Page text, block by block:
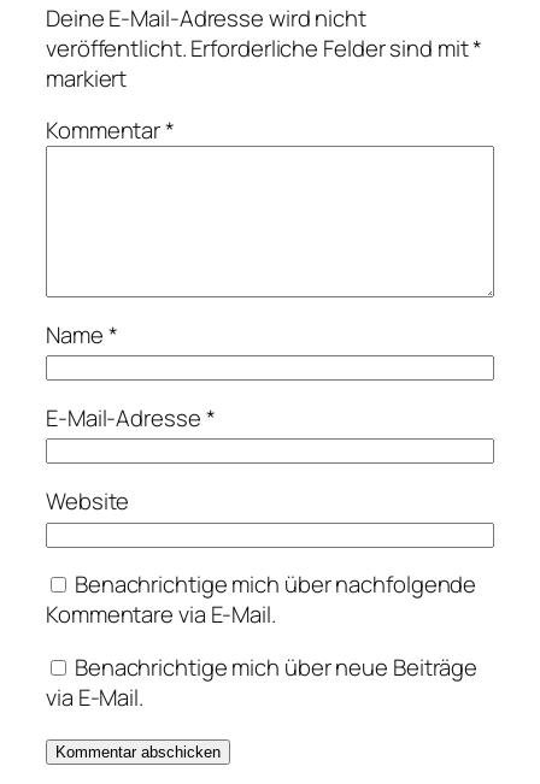
Deine E-Mail-Adresse wird nicht
veröffentlicht.Erforderliche Felder sind mit*
markiert
Kommentar*
Name*
E-Mail-Adresse*
Website
Benachrichtige mich über nachfolgende
Kommentare via E-Mail.
Benachrichtige mich über neue Beiträge
via E-Mail.